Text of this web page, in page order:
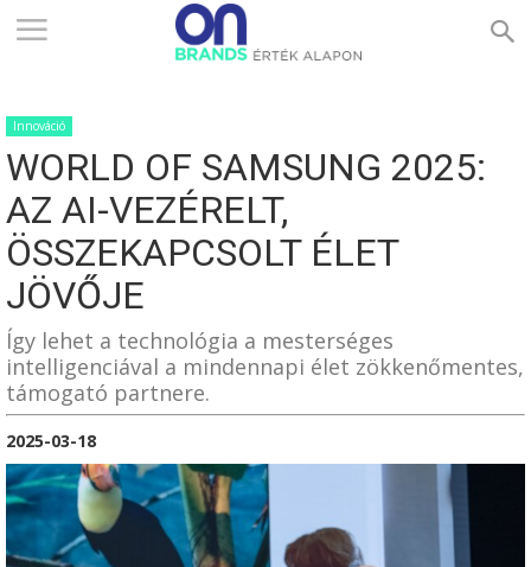
ONBRANDS
–
ÉRTÉK
ALAPON
Innováció
WORLD OF SAMSUNG 2025:
AZ AI-VEZÉRELT,
ÖSSZEKAPCSOLT ÉLET
JÖVŐJE
Így lehet a technológia a mesterséges
intelligenciával a mindennapi élet zökkenőmentes,
támogató partnere.
2025-03-18